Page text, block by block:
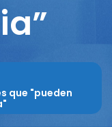
que "pueden